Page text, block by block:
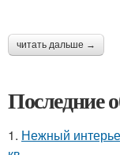
читать дальше →
Последние
1. Нежный